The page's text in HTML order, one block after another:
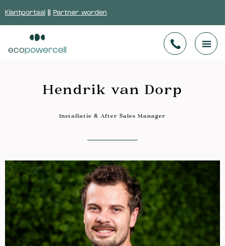
Klantportaal || Partner worden
Hendrik van Dorp
Installatie & After Sales Manager